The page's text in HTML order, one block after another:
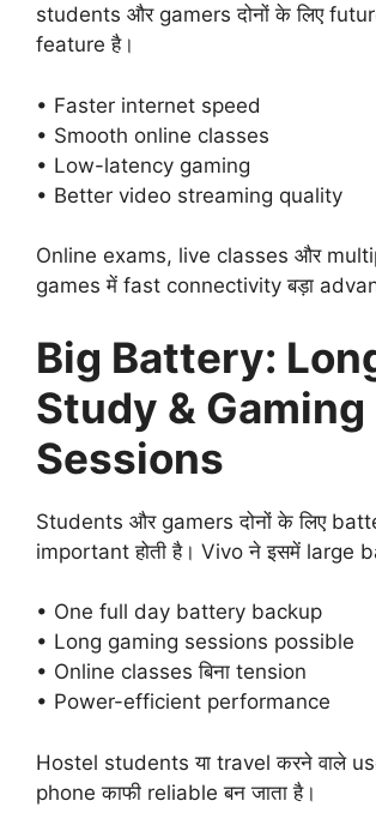
students और gamers दोनों के लिए
feature है।
• Faster internet speed
• Smooth online classes
• Low-latency gaming
• Better video streaming quality
Online exams, live classes और
games में fast connectivity बड़ा
Big Battery:
Study & Gaming
Sessions
Students और gamers दोनों के लिए
important होती है। Vivo ने इसमें large
• One full day battery backup
• Long gaming sessions possible
• Online classes बिना tension
• Power-efficient performance
Hostel students या travel करने वाले
phone काफी reliable बन जाता है।